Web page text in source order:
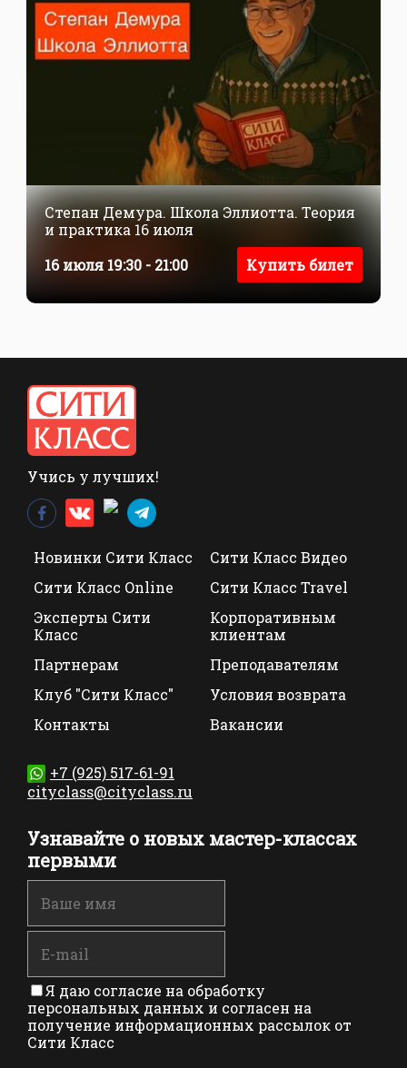
Степан Демура. Школа Эллиотта. Теория
и практика 16 июля
16 июля 19:30 - 21:00
Купить билет
Учись у лучших!
Новинки Сити Класс
Сити Класс Видео
Сити Класс Online
Сити Класс Travel
Эксперты Сити
Класс
Корпоративным
клиентам
Партнерам
Преподавателям
Клуб "Сити Класс"
Условия возврата
Контакты
Вакансии
+7 (925) 517-61-91
cityclass@cityclass.ru
Узнавайте о новых мастер-классах
первыми
Я даю согласие на обработку
персональных данных и согласен на
получение информационных рассылок от
Сити Класс